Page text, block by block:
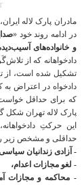
مادران پارک لاله
در ادامه روند خود «
و خانواده‌های
دادخواهانه که از
دادخواه در اعتراض
که برای حداقل خواست
پارک لاله تهران شکل
این حرکتِ
حداقلی و مشخص زیر
- آزادی زندانیان
- لغو مجازات اعدام،
- محاکمه و مجازات